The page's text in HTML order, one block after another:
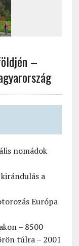
–
nomádok
a
Európa
– 8500
túlra – 2001